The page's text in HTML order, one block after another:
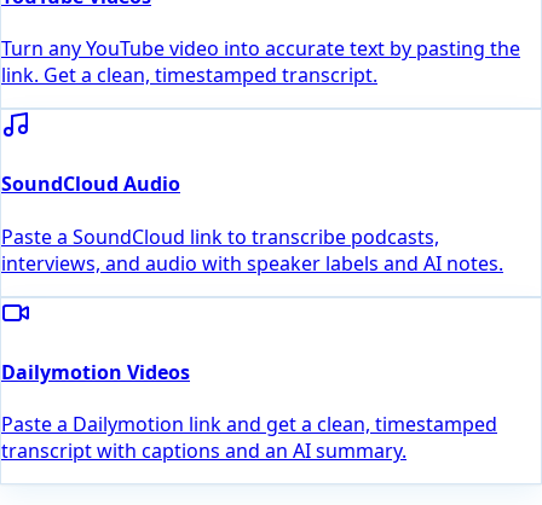
Turn any YouTube video into accurate text by pasting the
link. Get a clean, timestamped transcript.
SoundCloud Audio
Paste a SoundCloud link to transcribe podcasts,
interviews, and audio with speaker labels and AI notes.
Dailymotion Videos
Paste a Dailymotion link and get a clean, timestamped
transcript with captions and an AI summary.